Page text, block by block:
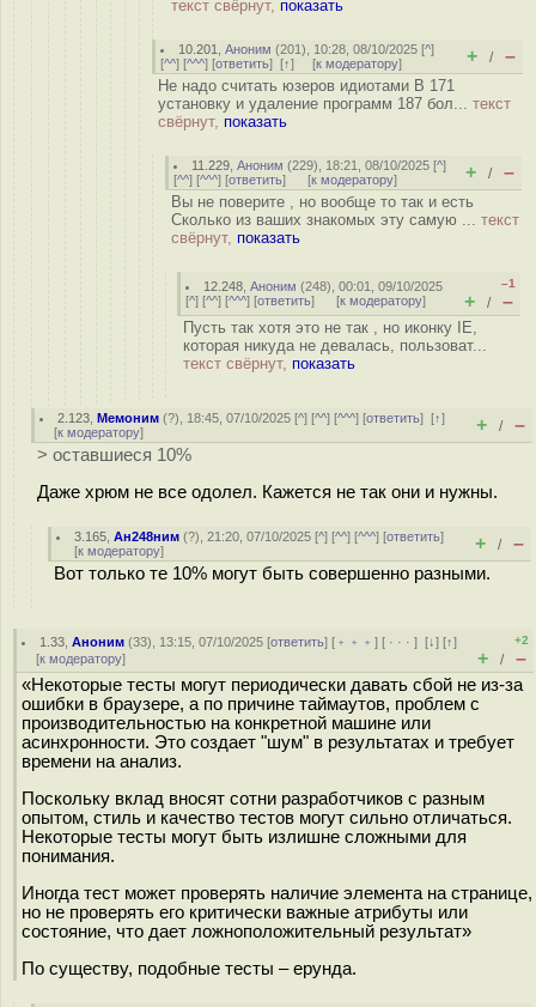
текст свёрнут, показать
10.201 ,Аноним (201), 10:28, 08/10/2025 [^]
[^^] [^^^] [ответить] [↑] [к модератору] + / –
Не надо считать юзеров идиотами В 171
установку и удаление программ 187 бол... текст
свёрнут, показать
11.229 ,Аноним (229), 18:21, 08/10/2025 [^]
[^^] [^^^] [ответить] [к модератору] + / –
Вы не поверите , но вообще то так и есть
Сколько из ваших знакомых эту самую ... текст
свёрнут, показать
12.248 ,Аноним (248), 00:01, 09/10/2025
[^] [^^] [^^^] [ответить] [к модератору]
–1
+ / –
Пусть так хотя это не так , но иконку IE,
которая никуда не девалась, пользоват...
текст свёрнут, показать
2.123 ,Мемоним (?), 18:45, 07/10/2025 [^] [^^] [^^^] [ответить][↑]
[к модератору] + / –
> оставшиеся 10%
Даже хрюм не все одолел. Кажется не так они и нужны.
3.165 ,Ан248ним (?), 21:20, 07/10/2025 [^] [^^] [^^^] [ответить]
[к модератору] + / –
Вот только те 10% могут быть совершенно разными.
1.33 ,Аноним (33), 13:15, 07/10/2025 [ответить] [ ﹢﹢﹢] [ · · ·][↓] [↑]
[к модератору]
+2
+ / –
«Некоторые тесты могут периодически давать сбой не из-за
ошибки в браузере, а по причине таймаутов, проблем с
производительностью на конкретной машине или
асинхронности. Это создает "шум" в результатах и требует
времени на анализ.
Поскольку вклад вносят сотни разработчиков с разным
опытом, стиль и качество тестов могут сильно отличаться.
Некоторые тесты могут быть излишне сложными для
понимания.
Иногда тест может проверять наличие элемента на странице,
но не проверять его критически важные атрибуты или
состояние, что дает ложноположительный результат»
По существу, подобные тесты – ерунда.